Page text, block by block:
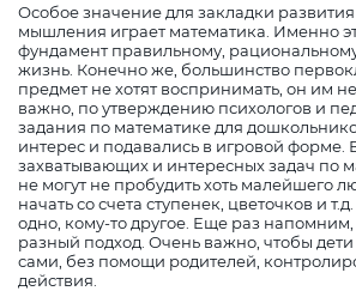
Особое значение для закладки развития
мышления играет математика. Именно
фундамент правильному,
жизнь. Конечно же, большинство
предмет не хотят воспринимать, он им
важно, по утверждению психологов и
задания по математике для
интерес и подавались в игровой форме.
захватывающих и интересных задач по
не могут не пробудить хоть малейшего
начать со счета ступенек, цветочков и
одно, кому-то другое. Еще раз
разный подход. Очень важно, чтобы дети
сами, без помощи родителей,
действия.